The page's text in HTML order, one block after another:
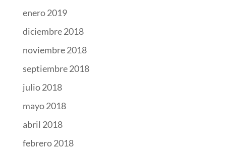
enero 2019
diciembre 2018
noviembre 2018
septiembre 2018
julio 2018
mayo 2018
abril 2018
febrero 2018